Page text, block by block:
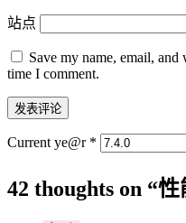
站点
Save my name, email,
time I comment.
Current ye@r *
42 thoughts on “性